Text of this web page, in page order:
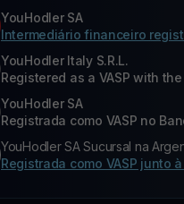
YouHodler SA
Intermediário financeiro
YouHodler Italy S.R.L.
Registered as a VASP with the
YouHodler SA
Registrada como VASP no
YouHodler SA Sucursal na
Registrada como VASP junto à